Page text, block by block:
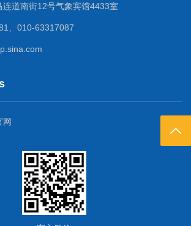
道南街12号气象宾馆4433室
、010-63317087
网
返回